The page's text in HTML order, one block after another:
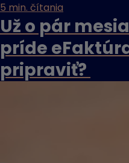
5 min. čítania
Už o pár
príde
pripraviť?